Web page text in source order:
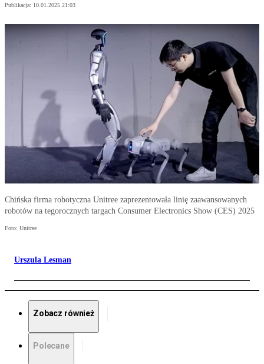
Publikacja: 10.01.2025 21:03
Chińska firma robotyczna Unitree zaprezentowała linię zaawansowanych
robotów na tegorocznych targach Consumer Electronics Show (CES) 2025
Foto: Unitree
Urszula Lesman
Zobacz również
Polecane